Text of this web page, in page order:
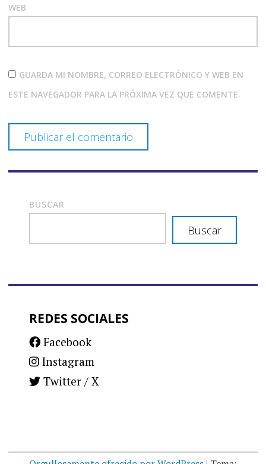
WEB
GUARDA MI NOMBRE, CORREO ELECTRÓNICO Y WEB EN
ESTE NAVEGADOR PARA LA PRÓXIMA VEZ QUE COMENTE.
BUSCAR
Buscar
REDES SOCIALES
Facebook
Instagram
Twitter / X